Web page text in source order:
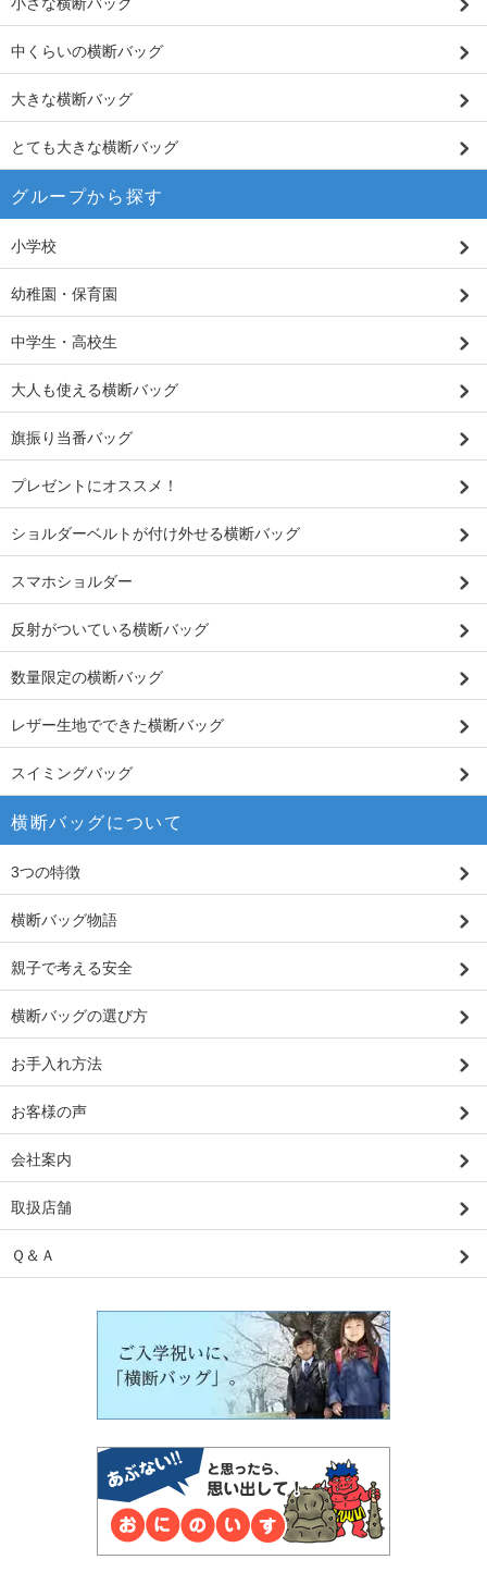
中くらいの横断バッグ
大きな横断バッグ
とても大きな横断バッグ
グループから探す
小学校
幼稚園・保育園
中学生・高校生
大人も使える横断バッグ
旗振り当番バッグ
プレゼントにオススメ！
ショルダーベルトが付け外せる横断バッグ
スマホショルダー
反射がついている横断バッグ
数量限定の横断バッグ
レザー生地でできた横断バッグ
スイミングバッグ
横断バッグについて
3つの特徴
横断バッグ物語
親子で考える安全
横断バッグの選び方
お手入れ方法
お客様の声
会社案内
取扱店舗
Ｑ＆Ａ